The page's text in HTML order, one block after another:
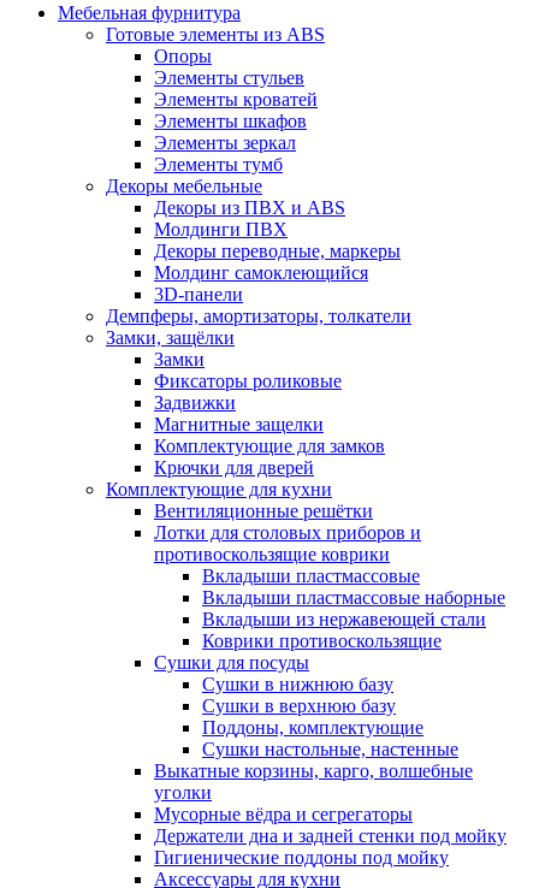
Мебельная фурнитура
Готовые элементы из ABS
Опоры
Элементы стульев
Элементы кроватей
Элементы шкафов
Элементы зеркал
Элементы тумб
Декоры мебельные
Декоры из ПВХ и ABS
Молдинги ПВХ
Декоры переводные, маркеры
Молдинг самоклеющийся
3D-панели
Демпферы, амортизаторы, толкатели
Замки, защёлки
Замки
Фиксаторы роликовые
Задвижки
Магнитные защелки
Комплектующие для замков
Крючки для дверей
Комплектующие для кухни
Вентиляционные решётки
Лотки для столовых приборов и
противоскользящие коврики
Вкладыши пластмассовые
Вкладыши пластмассовые наборные
Вкладыши из нержавеющей стали
Коврики противоскользящие
Сушки для посуды
Сушки в нижнюю базу
Сушки в верхнюю базу
Поддоны, комплектующие
Сушки настольные, настенные
Выкатные корзины, карго, волшебные
уголки
Мусорные вёдра и сегрегаторы
Держатели дна и задней стенки под мойку
Гигиенические поддоны под мойку
Аксессуары для кухни